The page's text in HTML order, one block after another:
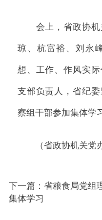
会上，省政协机
琼、杭富裕、刘永
想、工作、作风实
支部负责人，省纪
察组干部参加集体学
（省政协机关党办
下一篇：省粮食局党组
集体学习